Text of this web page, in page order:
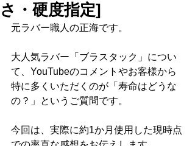
さ・硬度指定]
元ラバー職人の正海です。
大人気ラバー「ブラスタック」につい
て、YouTubeのコメントやお客様から
特に多くいただくのが「寿命はどうな
の？」というご質問です。
今回は、実際に約1か月使用した現時点